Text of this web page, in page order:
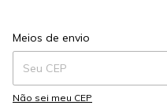
Entregas para o CEP:
Meios de envio
Não sei meu CEP